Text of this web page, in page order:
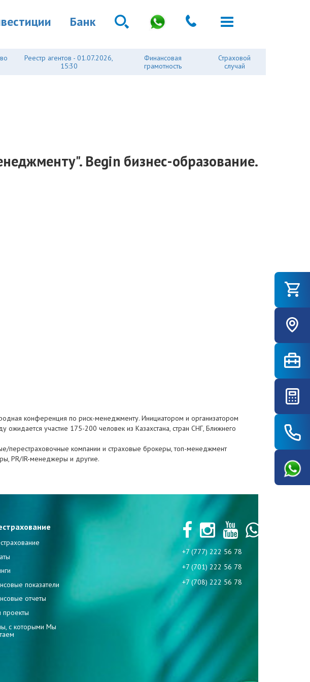
Банк
Реестр агентов - 01.07.2026,
15:30
Финансовая
грамотность
Страховой
случай
Begin бизнес-образование.
конференция по риск-менеджменту. Инициатором и организатором
участие 175-200 человек из Казахстана, стран СНГ, Ближнего
перестраховочные компании и страховые брокеры, топ-менеджмент
PR/IR-менеджеры и другие.
показатели
отчеты
с которыми Мы
+7 (777) 222 56 78
+7 (701) 222 56 78
+7 (708) 222 56 78